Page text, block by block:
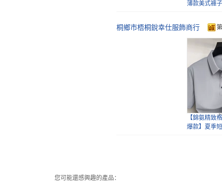
2023秋冬厚
褲子商務男
長褲
薄款美式褲
桐鄉市梧桐銳幸仕服飾商行 第
【錦氨精致
爆款】夏季
您可能還感興趣的產品：